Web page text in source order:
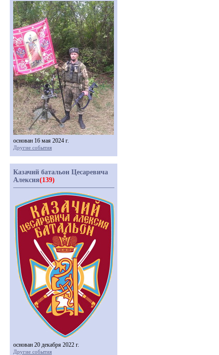
основан 16 мая 2024 г.
Другие события
Казачий батальон Цесаревича
Алексия(139)
основан 20 декабря 2022 г.
Другие события